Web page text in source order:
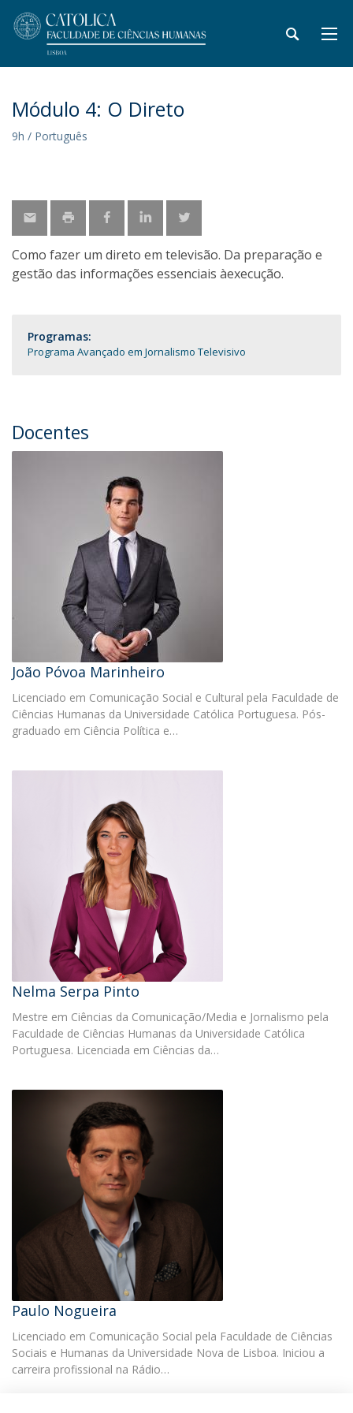
Módulo 4: O Direto
9h / Português
Como fazer um direto em televisão. Da preparação e
gestão das informações essenciais àexecução.
Programas:
Programa Avançado em Jornalismo Televisivo
Docentes
João Póvoa Marinheiro
Licenciado em Comunicação Social e Cultural pela Faculdade de
Ciências Humanas da Universidade Católica Portuguesa. Pós-
graduado em Ciência Política e…
Nelma Serpa Pinto
Mestre em Ciências da Comunicação/Media e Jornalismo pela
Faculdade de Ciências Humanas da Universidade Católica
Portuguesa. Licenciada em Ciências da…
Paulo Nogueira
Licenciado em Comunicação Social pela Faculdade de Ciências
Sociais e Humanas da Universidade Nova de Lisboa. Iniciou a
carreira profissional na Rádio…